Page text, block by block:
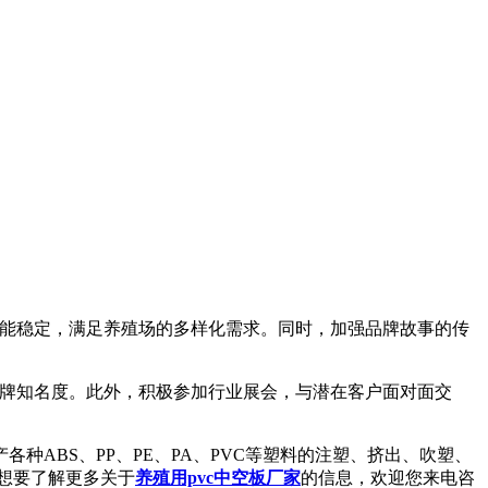
定，满足养殖场的多样化需求。同时，加强品牌故事的传
名度。此外，积极参加行业展会，与潜在客户面对面交
ABS、PP、PE、PA、PVC等塑料的注塑、挤出、吹塑、
要了解更多关于养殖用pvc中空板厂家的信息，欢迎您来电咨